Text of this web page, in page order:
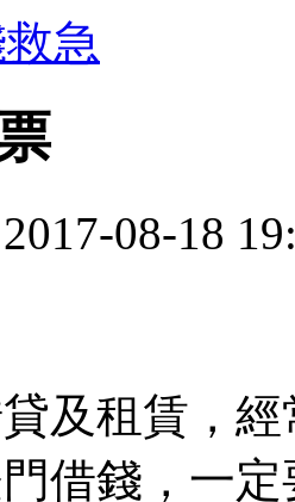
急
08-18
及租賃，
借錢，一